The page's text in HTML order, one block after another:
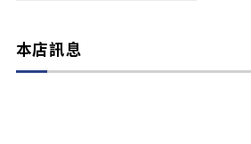
本店訊息